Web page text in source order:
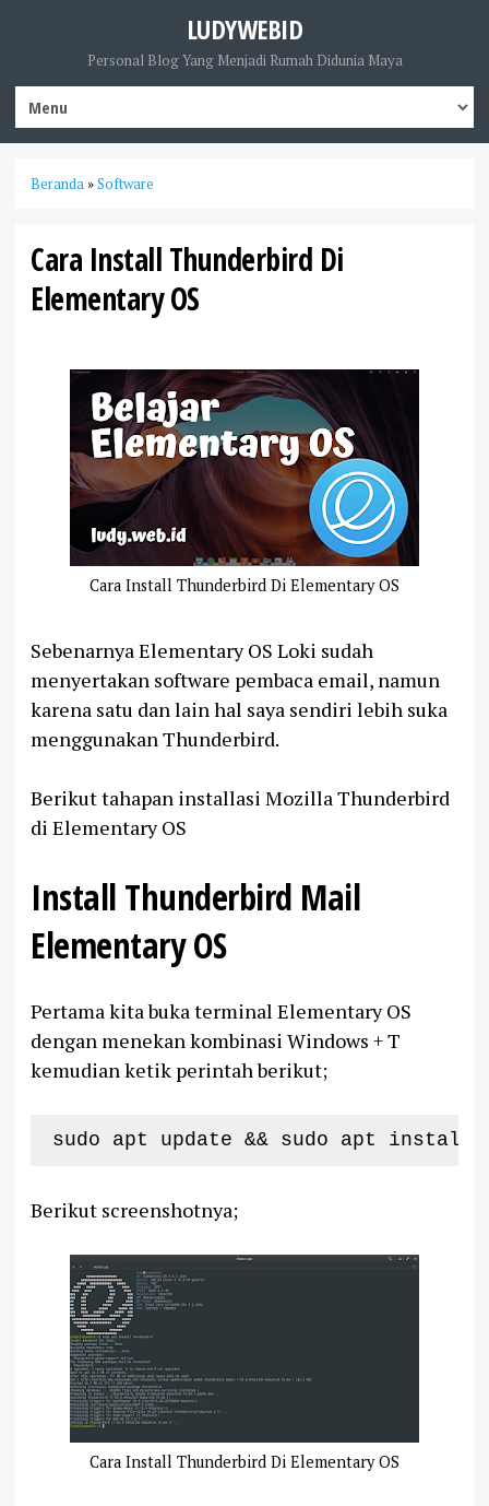
LUDYWEBID
Personal Blog Yang Menjadi Rumah Didunia Maya
Beranda»Software
Cara Install Thunderbird Di
Elementary OS
Cara Install Thunderbird Di Elementary OS
Sebenarnya Elementary OS Loki sudah
menyertakan software pembaca email, namun
karena satu dan lain hal saya sendiri lebih suka
menggunakan Thunderbird.
Berikut tahapan installasi Mozilla Thunderbird
di Elementary OS
Install Thunderbird Mail
Elementary OS
Pertama kita buka terminal Elementary OS
dengan menekan kombinasi Windows + T
kemudian ketik perintah berikut;
sudo apt update && sudo apt install
Berikut screenshotnya;
Cara Install Thunderbird Di Elementary OS